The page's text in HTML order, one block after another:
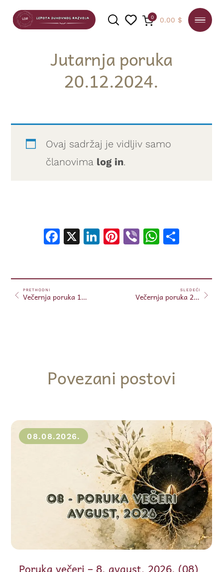
PRETRAGA
0 0.00 $
Jutarnja poruka
20.12.2024.
Ovaj sadržaj je vidljiv samo
članovima log in.
Facebook
X LinkedIn
Pinterest
Viber
PRETHODNI
Večernja poruka 19.12.2024.
SLEDEĆI
Večernja poruka 20.12.2024.
Povezani postovi
08.08.2026.
Poruka večeri – 8. avgust, 2026. (08)